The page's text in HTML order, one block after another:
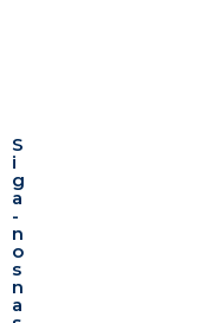
S
i
g
a
-
n
o
s
n
a